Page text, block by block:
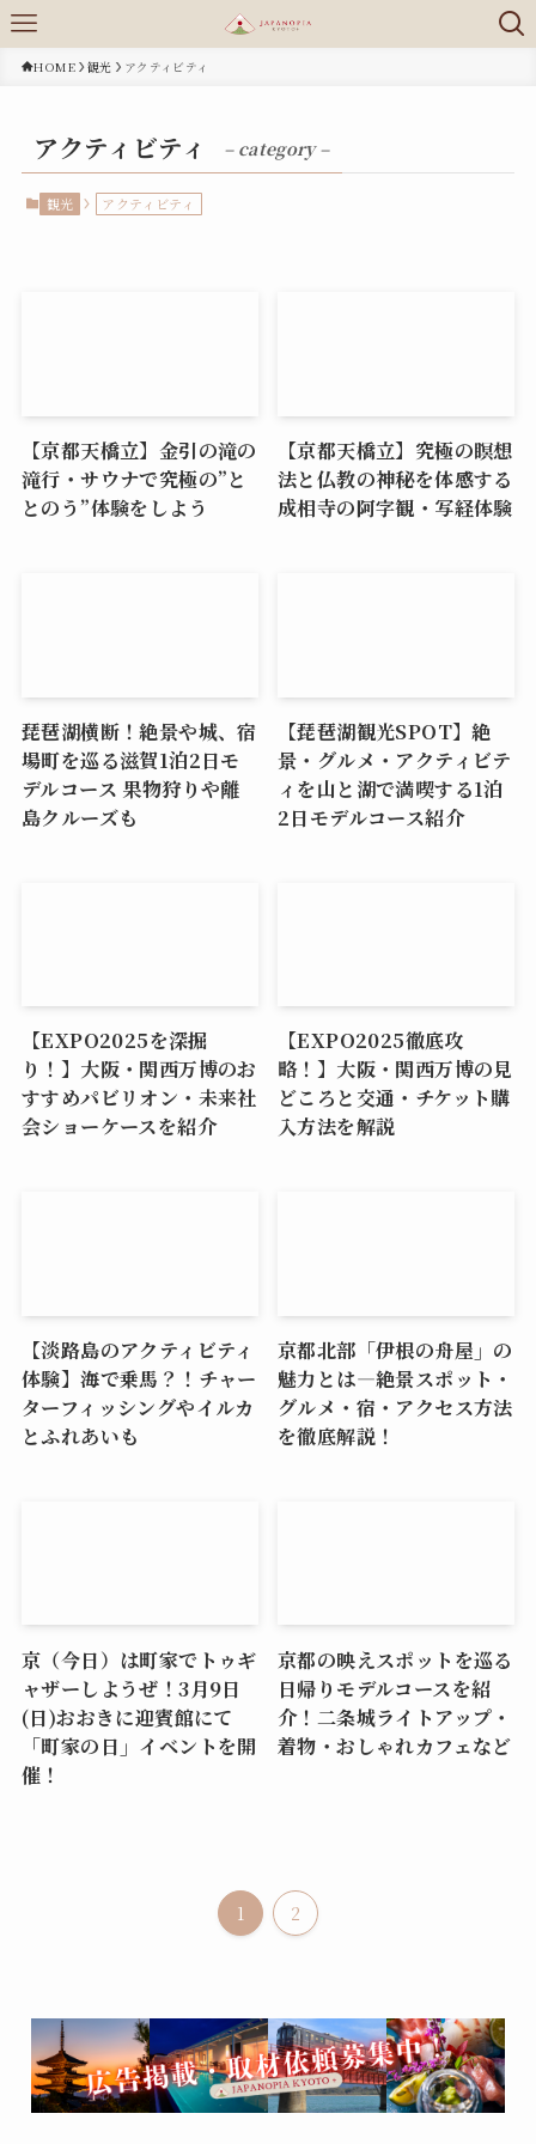
HOME 観光 アクティビティ
アクティビティ – category –
観光 アクティビティ
【京都天橋立】金引の滝の
滝行・サウナで究極の”と
とのう”体験をしよう
【京都天橋立】究極の瞑想
法と仏教の神秘を体感する
成相寺の阿字観・写経体験
琵琶湖横断！絶景や城、宿
場町を巡る滋賀1泊2日モ
デルコース 果物狩りや離
島クルーズも
【琵琶湖観光SPOT】絶
景・グルメ・アクティビテ
ィを山と湖で満喫する1泊
2日モデルコース紹介
【EXPO2025を深掘
り！】大阪・関西万博のお
すすめパビリオン・未来社
会ショーケースを紹介
【EXPO2025徹底攻
略！】大阪・関西万博の見
どころと交通・チケット購
入方法を解説
【淡路島のアクティビティ
体験】海で乗馬？！チャー
ターフィッシングやイルカ
とふれあいも
京都北部「伊根の舟屋」の
魅力とは―絶景スポット・
グルメ・宿・アクセス方法
を徹底解説！
京（今日）は町家でトゥギ
ャザーしようぜ！3月9日
(日)おおきに迎賓館にて
「町家の日」イベントを開
催！
京都の映えスポットを巡る
日帰りモデルコースを紹
介！二条城ライトアップ・
着物・おしゃれカフェなど
1 2